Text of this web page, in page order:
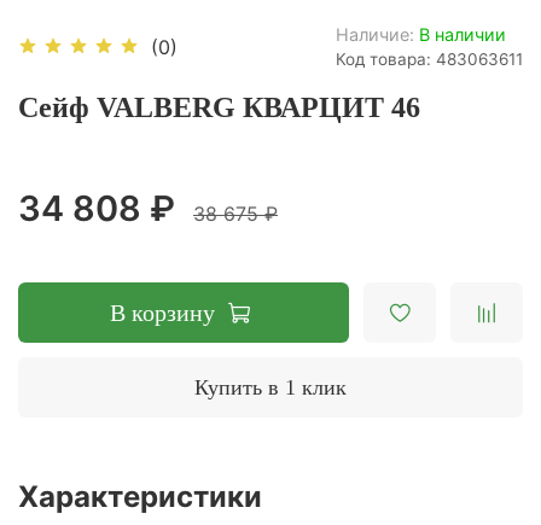
(0)
Наличие: В наличии
Код товара: 483063611
Сейф VALBERG КВАРЦИТ 46
34 808 ₽ 38 675 ₽
В корзину
Купить в 1 клик
Характеристики